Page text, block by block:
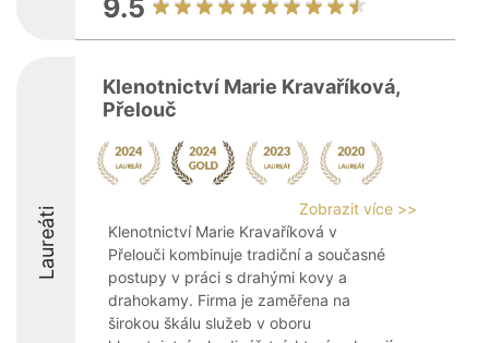
9.5
Laureáti
Klenotnictví Marie Kravaříková,
Přelouč
Zobrazit více >>
Klenotnictví Marie Kravaříková v
Přelouči kombinuje tradiční a současné
postupy v práci s drahými kovy a
drahokamy. Firma je zaměřena na
širokou škálu služeb v oboru